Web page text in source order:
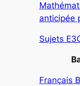
anticipée
Sujets
Français